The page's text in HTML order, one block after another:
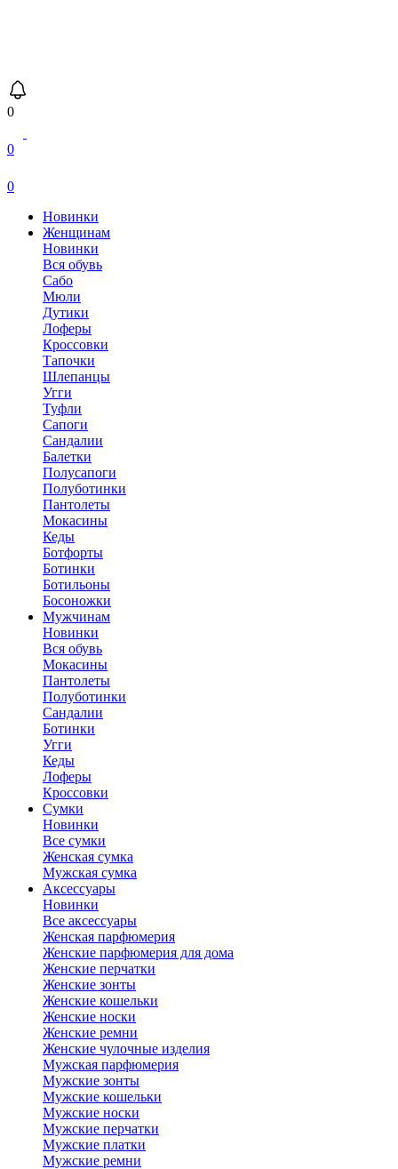
0
0
0
Новинки
Женщинам
Новинки
Вся обувь
Сабо
Мюли
Дутики
Лоферы
Кроссовки
Тапочки
Шлепанцы
Угги
Туфли
Сапоги
Сандалии
Балетки
Полусапоги
Полуботинки
Пантолеты
Мокасины
Кеды
Ботфорты
Ботинки
Ботильоны
Босоножки
Мужчинам
Новинки
Вся обувь
Мокасины
Пантолеты
Полуботинки
Сандалии
Ботинки
Угги
Кеды
Лоферы
Кроссовки
Сумки
Новинки
Все сумки
Женская сумка
Мужская сумка
Аксессуары
Новинки
Все аксессуары
Женская парфюмерия
Женские парфюмерия для дома
Женские перчатки
Женские зонты
Женские кошельки
Женские носки
Женские ремни
Женские чулочные изделия
Мужская парфюмерия
Мужские зонты
Мужские кошельки
Мужские носки
Мужские перчатки
Мужские платки
Мужские ремни